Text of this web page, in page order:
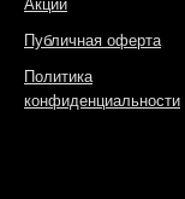
Акции
Публичная оферта
Политика
конфиденциальности